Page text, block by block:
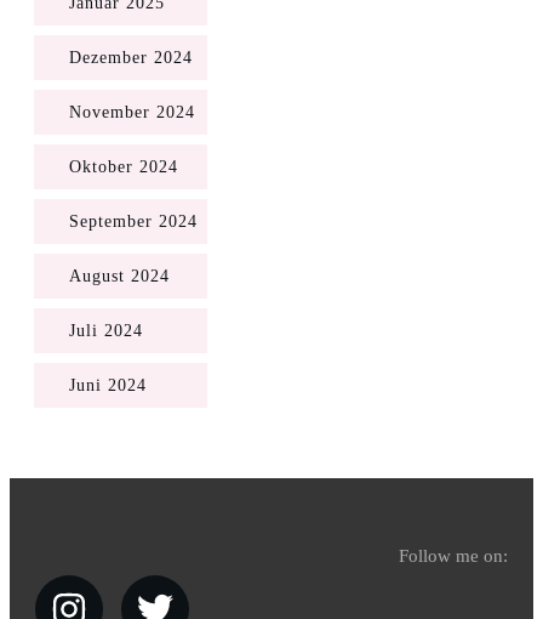
Dezember 2024
November 2024
Oktober 2024
September 2024
August 2024
Juli 2024
Juni 2024
Follow me on: